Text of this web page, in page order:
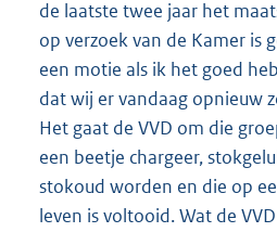
de laatste twee jaar het
op verzoek van de Kamer is
een motie als ik het goed
dat wij er vandaag opnieuw
Het gaat de VVD om die
een beetje chargeer,
stokoud worden en die op
leven is voltooid. Wat de